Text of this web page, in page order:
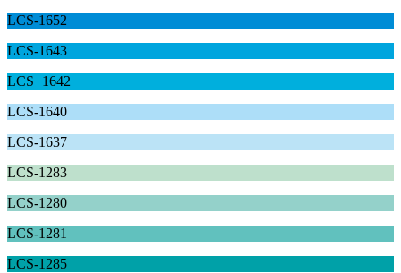
LCS-1652
LCS-1643
LCS−1642
LCS-1640
LCS-1637
LCS-1283
LCS-1280
LCS-1281
LCS-1285